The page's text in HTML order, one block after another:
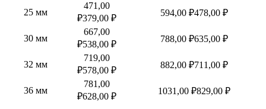
25 мм
471,00
₽379,00 ₽
594,00 ₽478,00 ₽
30 мм
667,00
₽538,00 ₽
788,00 ₽635,00 ₽
32 мм
719,00
₽578,00 ₽
882,00 ₽711,00 ₽
36 мм
781,00
₽628,00 ₽
1031,00 ₽829,00 ₽